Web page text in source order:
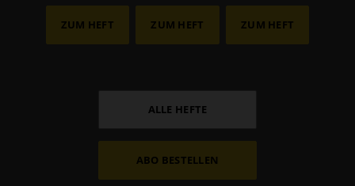
ZUM HEFT ZUM HEFT ZUM HEFT
ALLE HEFTE
ABO BESTELLEN